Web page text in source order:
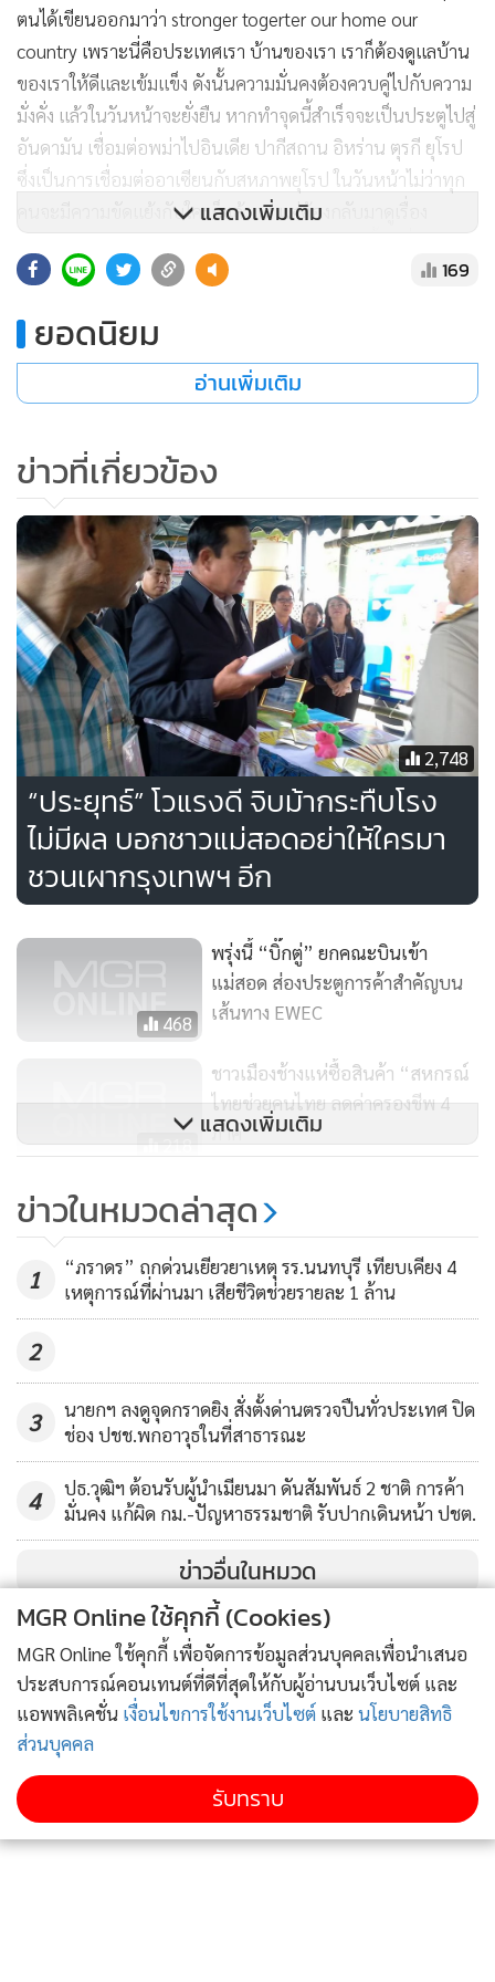
ตนได้เขียนออกมาว่า stronger togerter our home our
country เพราะนี่คือประเทศเรา บ้านของเรา เราก็ต้องดูแลบ้าน
ของเราให้ดีและเข้มแข็ง ดังนั้นความมั่นคงต้องควบคู่ไปกับความ
มั่งคั่ง แล้วในวันหน้าจะยั่งยืน หากทำจุดนี้สำเร็จจะเป็นประตูไปสู่
อันดามัน เชื่อมต่อพม่าไปอินเดีย ปากีสถาน อิหร่าน ตุรกี ยุโรป
ซึ่งเป็นการเชื่อมต่ออาเซียนกับสหภาพยุโรป ในวันหน้าไม่ว่าทุก
คนจะมีความขัดแย้งกับใครก็แล้วแต่ แต่ต้องกลับมาดูเรื่อง
ปัญหาความยากจน เพราะถ้าเกิดมีความยากจนก็จะให้มีกลุ่มเกิด
รุนแรง บานปลายแล้วใครจะเข้ามาแก้ไข ใช้กำลังเข้ามาแก้ แต่ก็
แก้ไม่ได้ทั้งหมด อย่างที่ตนเคยเสนอในประชาคมโลกว่าเราต้อง
แก้ด้วยการพัฒนาตามปรัชญาของพระบาทสมเด็จพระเจ้าอยู่หัว
ส่วนร่วม 2 ส่วนคือ 1. รัฐบาลดูแลแก้ปัญหาความรุนแรง 2. ดึงคน
เหล่านั้นให้กลับมามากที่สุด คือการพัฒนา
นายกฯ กล่าวว่า วันนี้สำหรับการดำเนินการเพื่อสันติภาพ กรณี
ยูเอ็นมีการขอให้ประเทศไทยได้ไปร่วมประชุม ซึ่งตนก็เสนอไปว่า
ถ้าไปตนจะไปในด้านการพัฒนา แต่ถ้าจะให้ตนไปพูด คิดว่าตน
ไม่น่าจะเหมาะเพราะทั้งระยะทางไกลและศักยภาพของเรายังไม่
เพียงพอ ตรงนี้เราก็ต้องพิจารณาด้วย อย่างไรก็ตามเราก็คงต้อง
ให้ความร่วมมือ
นายกฯ กล่าวว่า การแบ่งพื้นที่เขตเศรษฐกิจพิเศษควรทำให้เสร็จ
สมบูรณ์ในช่วงปี 58 - 59 ซึ่งจะมีทั้งในส่วนนิคม เอกชน ภาครัฐ
และเจ้าหน้าที่ โดยในส่วนที่รัฐบาลทำอยู่คือเรื่องการทำพื้นที่ที่มี
โครงการทำเฉพาะทาง จะตรงไหนก็ได้ที่มีความพร้อม ซึ่งอาจจะ
นอกเขตเศรษฐกิจพิเศษก็ได้ หรืออาจไกลออกไป เช่น รับเบอร์
ซิตี้ หรือเมืองก่อสร้าง เมืองรถยนต์ เมืองการศึกษา มหาวิทยาลัย
สถาบันวิจัยเหล่านี้ต้องเกิดขึ้นให้ได้ในระยะต่อไป เหมือนเช่นที่
อุตสาหกรรมบางปะกง ฉะเชิงเทรา นอกจากนี้ขอว่าไม่ว่าจะทำ
อะไรก็แล้วแต่ต้องยึดหลักการของพระบามสมเด็จพระเจ้าอยู่หัว
คือความเจริญต้องเกิดจากข้างใน คือถ้ามองจากเขตเศรษฐกิจ
ประโยชน์อะไร เพราะหากประชาชนบางส่วนไม่เข้าใจก็จะเกิด
การต่อต้าน โดยเฉพาะเรื่องการศึกษาจะต้องให้คนคิดเป็น มอง
ปัญหาภาพใหญ่ อย่าเอาแต่ตัวเอง ดังนั้นรัฐบาลนี้จึงยึดการลด
ความเหลื่อมล้ำ ให้ความเป็นธรรมเพราะในโลกนี้เข้าใจดีว่า ไม่มี
อะไรที่เท่าเทียมเพราะมีสูง ต่ำ ดำ ขาว แต่สิ่งที่จะให้คนเราเท่า
เทียมกันได้คือกฎหมายและใช้กฎหมายด้วยความเป็นธรรม
เมตตา ดังนั้นเราต้องช่วยกันพิจารณาว่าจะทำอย่างไรเพื่อสร้าง
ความไว้เนื้อเชื่อใจระหว่างกัน โดยเฉพาะข้าราชการกับ
ประชาชน
แสดงเพิ่มเติม
169
ยอดนิยม
อ่านเพิ่มเติม
ข่าวที่เกี่ยวข้อง
2,748
“ประยุทธ์” โวแรงดี จิบม้ากระทืบโรง
ไม่มีผล บอกชาวแม่สอดอย่าให้ใครมา
ชวนเผากรุงเทพฯ อีก
468
พรุ่งนี้ “บิ๊กตู่” ยกคณะบินเข้า
แม่สอด ส่องประตูการค้าสำคัญบน
เส้นทาง EWEC
218
ชาวเมืองช้างแห่ซื้อสินค้า “สหกรณ์
ไทยช่วยคนไทย ลดค่าครองชีพ 4
ภาค”
290
คนไร้บ้าน-รุกริมคลอง - โยน
“วิษณุ” ตั้ง กก.ดูเยียวยาเหยื่อเผา
เมือง
แสดงเพิ่มเติม
ข่าวในหมวดล่าสุด
1
“ภราดร” ถกด่วนเยียวยาเหตุ รร.นนทบุรี เทียบเคียง 4
เหตุการณ์ที่ผ่านมา เสียชีวิตช่วยรายละ 1 ล้าน
2
3
นายกฯ ลงดูจุดกราดยิง สั่งตั้งด่านตรวจปืนทั่วประเทศ ปิด
ช่อง ปชช.พกอาวุธในที่สาธารณะ
4
ปธ.วุฒิฯ ต้อนรับผู้นำเมียนมา ดันสัมพันธ์ 2 ชาติ การค้า
มั่นคง แก้ผิด กม.-ปัญหาธรรมชาติ รับปากเดินหน้า ปชต.
ข่าวอื่นในหมวด
MGR Online ใช้คุกกี้ (Cookies)
MGR Online ใช้คุกกี้ เพื่อจัดการข้อมูลส่วนบุคคลเพื่อนำเสนอ
ประสบการณ์คอนเทนต์ที่ดีที่สุดให้กับผู้อ่านบนเว็บไซต์ และ
แอพพลิเคชั่น เงื่อนไขการใช้งานเว็บไซต์ และ นโยบายสิทธิ
ส่วนบุคคล
รับทราบ